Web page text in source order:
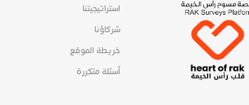
استراتيجيتنا
شركاؤنا
خريطة الموقع
أسئلة متكررة